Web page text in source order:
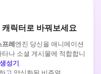
릭터로 바꿔보세요
레 엔진 당신을 애니메이션
나 소셜 게시물에 적합합니
성기 .